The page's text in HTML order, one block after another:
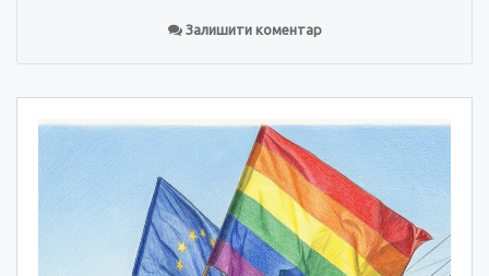
Залишити коментар